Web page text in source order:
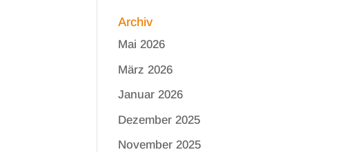
Archiv
Mai 2026
März 2026
Januar 2026
Dezember 2025
November 2025